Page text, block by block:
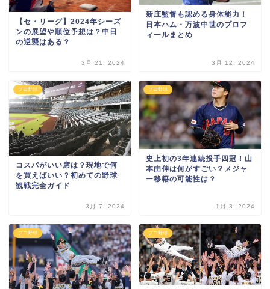
【セ・リーグ】2024年シーズ
ンの展望や順位予想は？中日
の逆襲はある？
3月 21, 2024
新庄監督も認める身体能力！
日本ハム・万波中世のプロフ
ィールまとめ
3月 12, 2024
プロ野球
コスパがいい席は？現地で何
を買えばいい？初めての野球
観戦完全ガイド
3月 7, 2024
プロ野球
史上初の3年連続投手四冠！山
本由伸は何がすごい？メジャ
ー移籍の可能性は？
1月 3, 2024
プロ野球 プロ野球